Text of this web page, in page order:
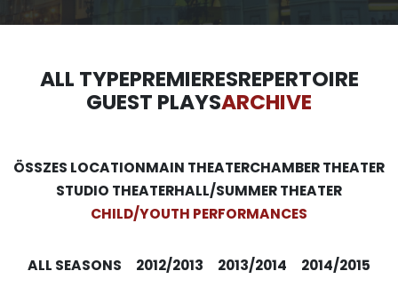
ALL TYPEPREMIERESREPERTOIRE
GUEST PLAYSARCHIVE
ÖSSZES LOCATIONMAIN THEATERCHAMBER THEATER
STUDIO THEATERHALL/SUMMER THEATER
CHILD/YOUTH PERFORMANCES
ALL SEASONS 2012/2013 2013/2014
2014/2015